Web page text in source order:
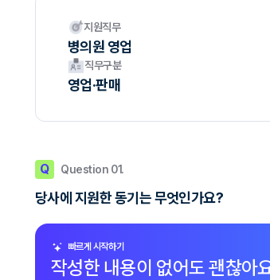
지원직무
병의원 영업
직무구분
영업·판매
Q Question 01.
당사에 지원한 동기는 무엇인가요?
빠르게 시작하기
작성한 내용이 없어도 괜찮아